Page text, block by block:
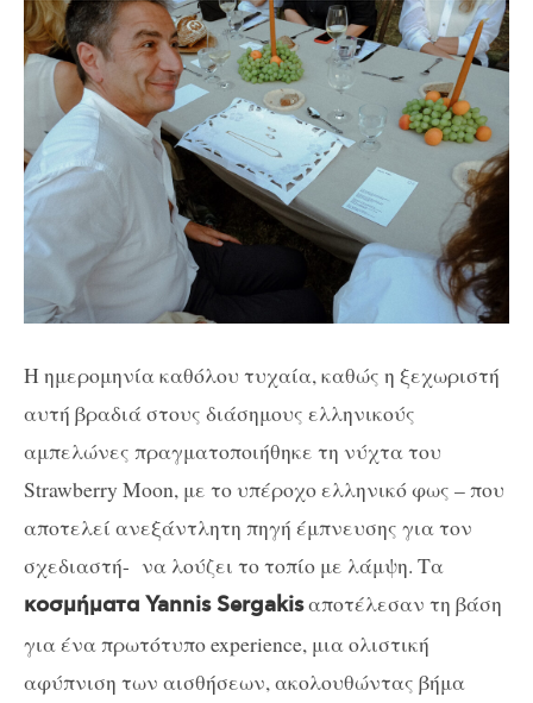
Η ημερομηνία καθόλου τυχαία, καθώς η ξεχωριστή
αυτή βραδιά στους διάσημους ελληνικούς
αμπελώνες πραγματοποιήθηκε τη νύχτα του
Strawberry Moon, με το υπέροχο ελληνικό φως – που
αποτελεί ανεξάντλητη πηγή έμπνευσης για τον
σχεδιαστή- να λούζει το τοπίο με λάμψη. Τα
κοσμήματα Yannis Sergakisαποτέλεσαν τη βάση
για ένα πρωτότυπο experience, μια ολιστική
αφύπνιση των αισθήσεων, ακολουθώντας βήμα